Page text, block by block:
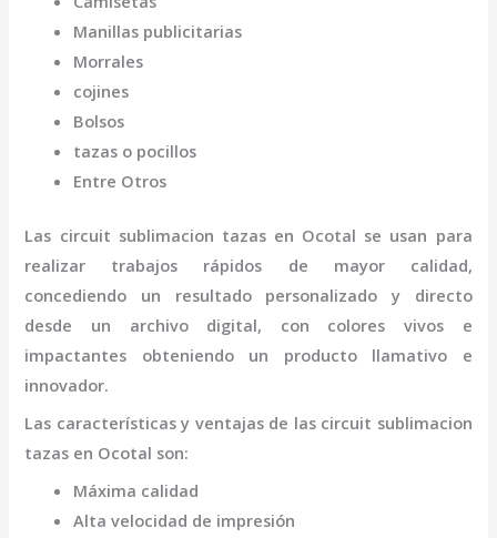
Manillas publicitarias
Morrales
cojines
Bolsos
tazas o pocillos
Entre Otros
Las circuit sublimacion tazasen Ocotal se usan para
realizar trabajos rápidos de mayor calidad,
concediendo un resultado personalizado y directo
desde un archivo digital, con colores vivos e
impactantes obteniendo un producto llamativo e
innovador.
Las características y ventajas de las circuit sublimacion
tazas en Ocotal son:
Máxima calidad
Alta velocidad de impresión